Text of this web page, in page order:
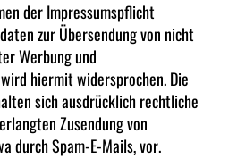
der Impressumspflicht
zur Übersendung von nicht
Werbung und
hiermit widersprochen. Die
sich ausdrücklich rechtliche
Zusendung von
durch Spam-E-Mails, vor.